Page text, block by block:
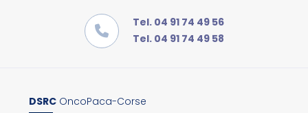
Tel. 04 91 74 49 56
Tel. 04 91 74 49 58
DSRC OncoPaca-Corse